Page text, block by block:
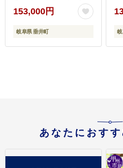
153,000円
岐阜県 垂井町
あなたにおす